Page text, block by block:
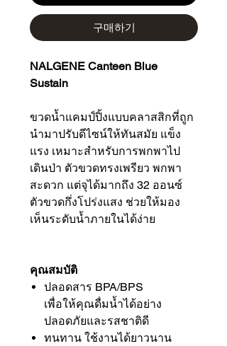
구매하기
NALGENE Canteen Blue
Sustain
ขวดน้ำแคมป์ปิ้งแบบคลาสสิกที่ถูก
นำมาปรับดีไซน์ให้ทันสมัย แข็ง
แรง เหมาะสำหรับการพกพาไป
เดินป่า ตัวขวดทรงเพรียว พกพา
สะดวก แต่จุได้มากถึง 32 ออนซ์
ตัวขวดกึ่งโปร่งแสง ช่วยให้มอง
เห็นระดับน้ำภายในได้ง่าย
คุณสมบัติ
ปลอดสาร BPA/BPS
เพื่อให้คุณดื่มน้ำได้อย่าง
ปลอดภัยและรสชาติดี
ทนทาน ใช้งานได้ยาวนาน